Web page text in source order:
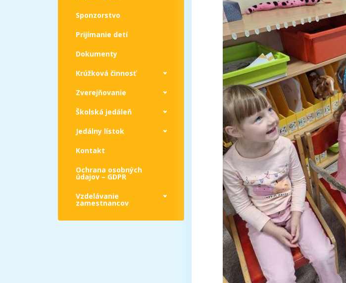
Sponzorstvo
Prijímanie detí
Dokumenty
Krúžková činnosť
Zverejňovanie
Školská jedáleň
Jedálny lístok
Kontakt
Ochrana osobných
údajov – GDPR
Vzdelávanie
zamestnancov